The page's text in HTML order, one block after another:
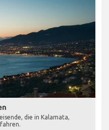
die in Kalamata,